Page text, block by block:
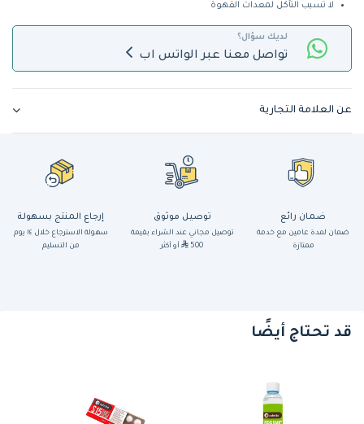
لا تسبب التآكل لمعدات القهوة
لديك سؤال؟
تواصل معنا عبر الواتس اب
عن العلامة التجارية
ضمان رائع
ضمان لمدة عامين مع خدمة
ممتازة
توصيل موثوق
توصيل مجاني عند الشراء بقيمة
500
أو أكثر
إرجاع المنتج بسهولة
سهولة الاسترجاع خلال ١٤ يوم
من التسليم
قد تحتاج أيضًا